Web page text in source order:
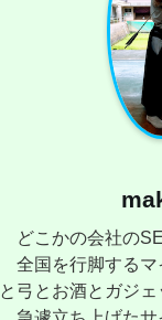
どこかの会社のSE
全国を行脚するマ
と弓とお酒とガジェ